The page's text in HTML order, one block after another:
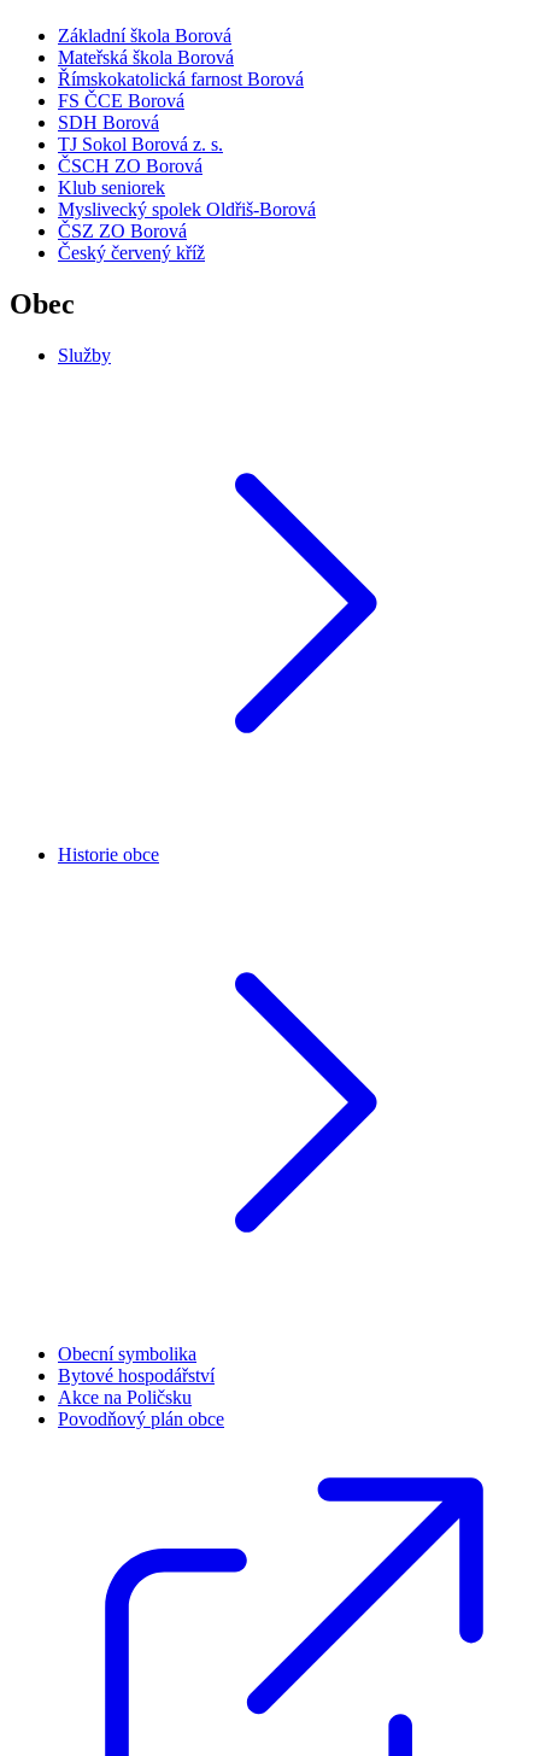
Základní škola Borová
Mateřská škola Borová
Římskokatolická farnost Borová
FS ČCE Borová
SDH Borová
TJ Sokol Borová z. s.
ČSCH ZO Borová
Klub seniorek
Myslivecký spolek Oldřiš-Borová
ČSZ ZO Borová
Český červený kříž
Obec
Služby
Historie obce
Obecní symbolika
Bytové hospodářství
Akce na Poličsku
Povodňový plán obce